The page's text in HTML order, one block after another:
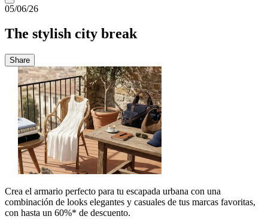
05/06/26
The stylish city break
Share
Crea el armario perfecto para tu escapada urbana con una
combinación de looks elegantes y casuales de tus marcas favoritas,
con hasta un 60%* de descuento.